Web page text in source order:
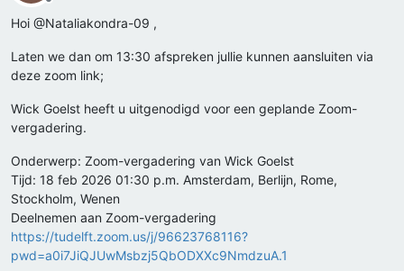
Offline
Hoi @Nataliakondra-09 ,
Laten we dan om 13:30 afspreken jullie kunnen aansluiten via
deze zoom link;
Wick Goelst heeft u uitgenodigd voor een geplande Zoom-
vergadering.
Onderwerp: Zoom-vergadering van Wick Goelst
Tijd: 18 feb 2026 01:30 p.m. Amsterdam, Berlijn, Rome,
Stockholm, Wenen
Deelnemen aan Zoom-vergadering
https://tudelft.zoom.us/j/96623768116?
pwd=a0i7JiQJUwMsbzj5QbODXXc9NmdzuA.1